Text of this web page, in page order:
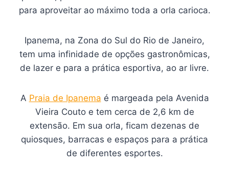
para aproveitar ao máximo toda a orla carioca.
Ipanema, na Zona do Sul do Rio de Janeiro,
tem uma infinidade de opções gastronômicas,
de lazer e para a prática esportiva, ao ar livre.
A Praia de Ipanema é margeada pela Avenida
Vieira Couto e tem cerca de 2,6 km de
extensão. Em sua orla, ficam dezenas de
quiosques, barracas e espaços para a prática
de diferentes esportes.